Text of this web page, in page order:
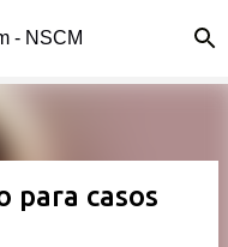
principal
- NSCM
para casos